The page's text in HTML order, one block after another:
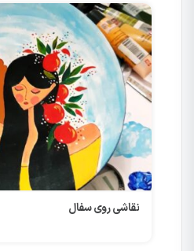
نقاشی روی سفال